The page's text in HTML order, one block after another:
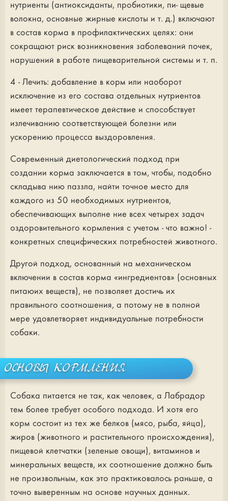
нутриенты (антиоксиданты, пробиотики, пи- щевые
волокна, основные жирные кислоты и т. д.) включают
в состав корма в профилактических целях: они
сокращают риск возникновения заболеваний почек,
нарушений в работе пищеварительной системы и т. п.
4 - Лечить: добавление в корм или наоборот
исключение из его состава отдельных нутриентов
имеет терапевтическое действие и способствует
излечиванию соответствующей болезни или
ускорению процесса выздоровления.
Современный диетологический подход при
создании корма заключается в том, чтобы, подобно
складыва нию паззла, найти точное место для
каждого из 50 необходимых нутриентов,
обеспечивающих выполне ние всех четырех задач
оздоровительного кормления с учетом - что важно! -
конкретных специфических потребностей животного.
Другой подход, основанный на механическом
включении в состав корма «ингредиентов» (основных
питаюих веществ), не позволяет достичь их
правильного соотношения, а потому не в полной
мере удовлетворяет индивидуальные потребности
собаки.
ОСНОВЫ КОРМЛЕНИЯ
Собака питается не так, как человек, а Лабрадор
тем более требует особого подхода. И хотя его
корм состоит из тех же белков (мясо, рыба, яйца),
жиров (животного и растительного происхождения),
пищевой клетчатки (зеленые овощи), витаминов и
минеральных веществ, их соотношение должно быть
не произвольным, как это практиковалось раньше, а
точно выверенным на основе научных данных.